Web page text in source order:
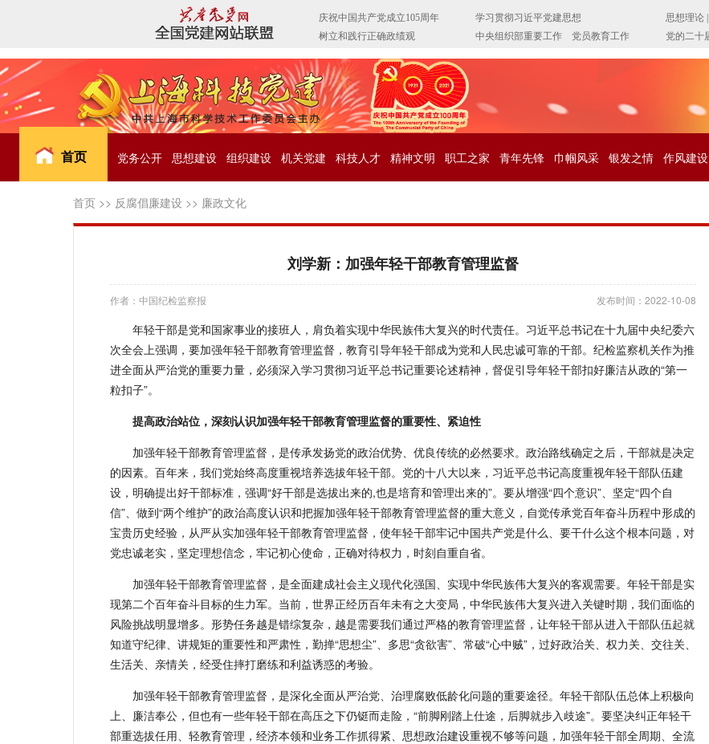
首页 党务公开 思想建设 组织建设 机关党建 科技人才 精神文明 职工之家 青年先锋 巾帼风采 银发之情 作风建设
首页 >> 反腐倡廉建设 >> 廉政文化
刘学新：加强年轻干部教育管理监督
作者：中国纪检监察报 发布时间：2022-10-08
年轻干部是党和国家事业的接班人，肩负着实现中华民族伟大复兴的时代责任。习近平总书记在十九届中央纪委六
次全会上强调，要加强年轻干部教育管理监督，教育引导年轻干部成为党和人民忠诚可靠的干部。纪检监察机关作为推
进全面从严治党的重要力量，必须深入学习贯彻习近平总书记重要论述精神，督促引导年轻干部扣好廉洁从政的“第一
粒扣子”。
提高政治站位，深刻认识加强年轻干部教育管理监督的重要性、紧迫性
加强年轻干部教育管理监督，是传承发扬党的政治优势、优良传统的必然要求。政治路线确定之后，干部就是决定
的因素。百年来，我们党始终高度重视培养选拔年轻干部。党的十八大以来，习近平总书记高度重视年轻干部队伍建
设，明确提出好干部标准，强调“好干部是选拔出来的,也是培育和管理出来的”。要从增强“四个意识”、坚定“四个自
信”、做到“两个维护”的政治高度认识和把握加强年轻干部教育管理监督的重大意义，自觉传承党百年奋斗历程中形成的
宝贵历史经验，从严从实加强年轻干部教育管理监督，使年轻干部牢记中国共产党是什么、要干什么这个根本问题，对
党忠诚老实，坚定理想信念，牢记初心使命，正确对待权力，时刻自重自省。
加强年轻干部教育管理监督，是全面建成社会主义现代化强国、实现中华民族伟大复兴的客观需要。年轻干部是实
现第二个百年奋斗目标的生力军。当前，世界正经历百年未有之大变局，中华民族伟大复兴进入关键时期，我们面临的
风险挑战明显增多。形势任务越是错综复杂，越是需要我们通过严格的教育管理监督，让年轻干部从进入干部队伍起就
知道守纪律、讲规矩的重要性和严肃性，勤掸“思想尘”、多思“贪欲害”、常破“心中贼”，过好政治关、权力关、交往关、
生活关、亲情关，经受住摔打磨练和利益诱惑的考验。
加强年轻干部教育管理监督，是深化全面从严治党、治理腐败低龄化问题的重要途径。年轻干部队伍总体上积极向
上、廉洁奉公，但也有一些年轻干部在高压之下仍铤而走险，“前脚刚踏上仕途，后脚就步入歧途”。要坚决纠正年轻干
部重选拔任用、轻教育管理，经济本领和业务工作抓得紧、思想政治建设重视不够等问题，加强年轻干部全周期、全流